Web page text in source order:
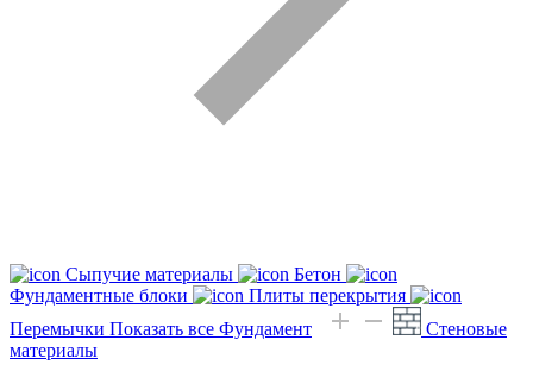
Сыпучие материалы
Бетон
Фундаментные блоки
Плиты перекрытия
Перемычки Показать все Фундамент
Стеновые
материалы